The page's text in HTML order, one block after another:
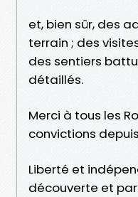
et, bien sûr, des
terrain ; des
des sentiers
détaillés.
Merci à tous les
convictions
Liberté et
découverte et